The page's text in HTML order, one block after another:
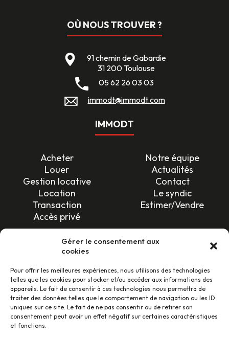
Gérer le consentement aux
cookies
Pour offrir les meilleures expériences, nous utilisons des technologies
telles que les cookies pour stocker et/ou accéder aux informations des
appareils. Le fait de consentir à ces technologies nous permettra de
traiter des données telles que le comportement de navigation ou les ID
uniques sur ce site. Le fait de ne pas consentir ou de retirer son
consentement peut avoir un effet négatif sur certaines caractéristiques
et fonctions.
OÙ NOUS TROUVER ?
91 chemin de Gabardie
31 200 Toulouse
05 62 26 03 03
immodt@immodt.com
IMMODT
Acheter
Notre équipe
Louer
Actualités
Gestion locative
Contact
Location
Le syndic
Transaction
Estimer/Vendre
Accès privé
SUIVEZ-NOUS !
LES AVIS CLIENTS